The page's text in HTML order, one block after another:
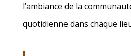
l’ambiance de la
quotidienne dans chaque